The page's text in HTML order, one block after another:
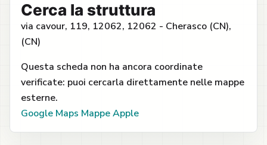
Cerca la struttura
via cavour, 119, 12062, 12062 - Cherasco (CN),
(CN)
Questa scheda non ha ancora coordinate
verificate: puoi cercarla direttamente nelle mappe
esterne.
Google Maps Mappe Apple